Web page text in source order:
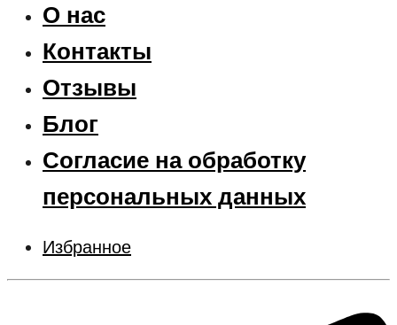
О нас
Контакты
Отзывы
Блог
Согласие на обработку
персональных данных
Избранное